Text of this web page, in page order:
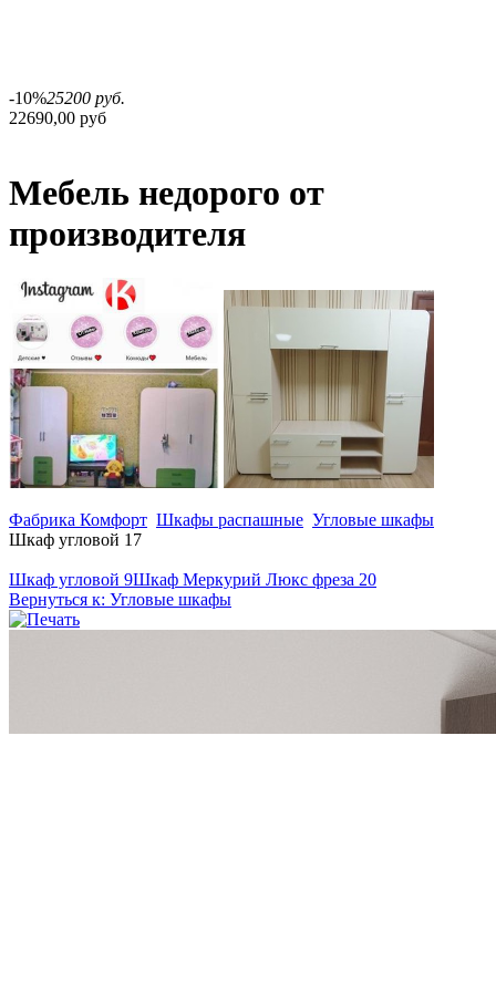
-10%25200 руб.
22690,00 руб
Мебель недорого от
производителя
Фабрика Комфорт Шкафы распашные Угловые шкафы
Шкаф угловой 17
Шкаф угловой 9Шкаф Меркурий Люкс фреза 20
Вернуться к: Угловые шкафы